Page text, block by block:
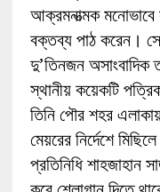
আক্রমনাত্মক মনোভাবে
বক্তব্য পাঠ করেন।
দু’তিনজন অসাংবাদিক
স্থানীয় কয়েকটি
তিনি পৌর শহর
মেয়রের নির্দেশে
প্রতিনিধি শাহজাহান